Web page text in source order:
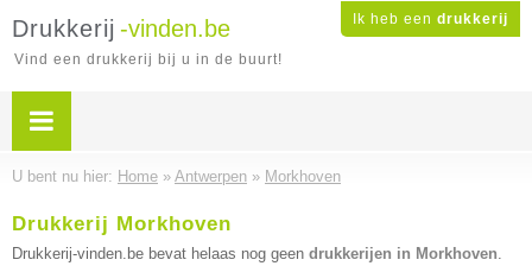
Ik heb een drukkerij
Drukkerij -vinden.be
Vind een drukkerij bij u in de buurt!
U bent nu hier: Home » Antwerpen » Morkhoven
Drukkerij Morkhoven
Drukkerij-vinden.be bevat helaas nog geen drukkerijen in Morkhoven.